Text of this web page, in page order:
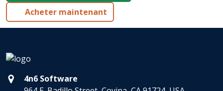
Acheter maintenant
4n6 Software